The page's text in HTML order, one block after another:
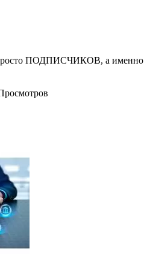
просто ПОДПИСЧИКОВ, а именно